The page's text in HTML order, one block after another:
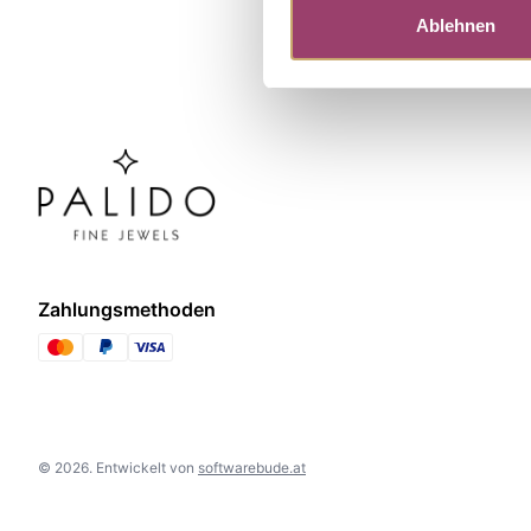
Ablehnen
Zahlungsmethoden
© 2026. Entwickelt von softwarebude.at